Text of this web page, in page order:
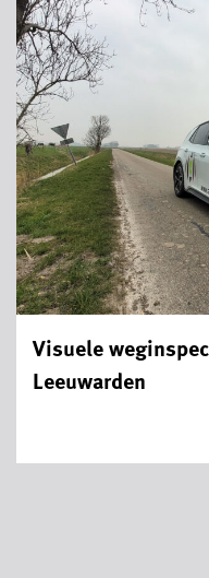
Visuele
Leeuwarden